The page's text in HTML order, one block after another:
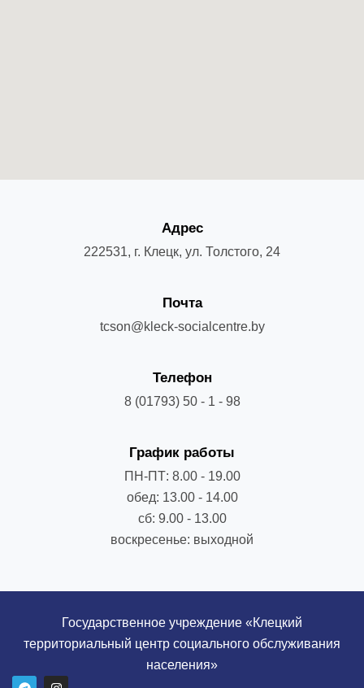
Адрес
222531, г. Клецк, ул. Толстого, 24
Почта
tcson@kleck-socialcentre.by
Телефон
8 (01793) 50 - 1 - 98
График работы
ПН-ПТ: 8.00 - 19.00
обед: 13.00 - 14.00
сб: 9.00 - 13.00
воскресенье: выходной
Государственное учреждение «Клецкий
территориальный центр социального обслуживания
населения»
T
I